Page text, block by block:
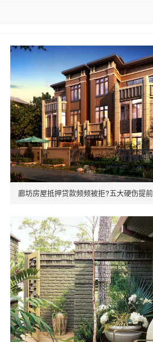
廊坊房屋抵押贷款频频被拒?五大硬伤提前
避开审批翻车